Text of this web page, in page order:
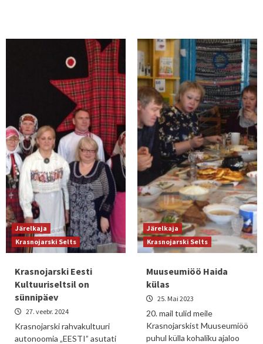
Järelkaja
Krasnojarski Selts
Krasnojarski Eesti
Kultuuriseltsil on
sünnipäev
27. veebr. 2024
Krasnojarski rahvakultuuri
autonoomia „EESTI” asutati
Järelkaja
Krasnojarski Selts
Muuseumiöö Haida
külas
25. Mai 2023
20. mail tulid meile
Krasnojarskist Muuseumiöö
puhul külla kohaliku ajaloo